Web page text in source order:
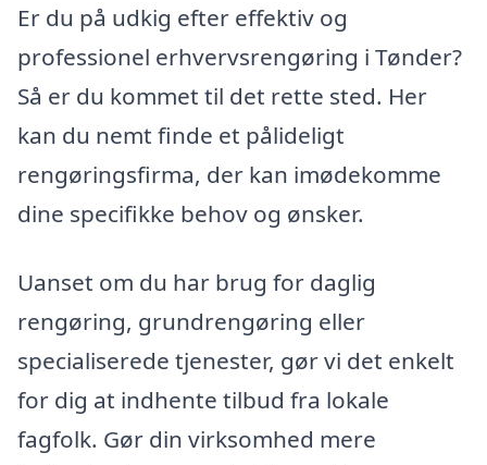
Er du på udkig efter effektiv og
professionel erhvervsrengøring i Tønder?
Så er du kommet til det rette sted. Her
kan du nemt finde et pålideligt
rengøringsfirma, der kan imødekomme
dine specifikke behov og ønsker.
Uanset om du har brug for daglig
rengøring, grundrengøring eller
specialiserede tjenester, gør vi det enkelt
for dig at indhente tilbud fra lokale
fagfolk. Gør din virksomhed mere